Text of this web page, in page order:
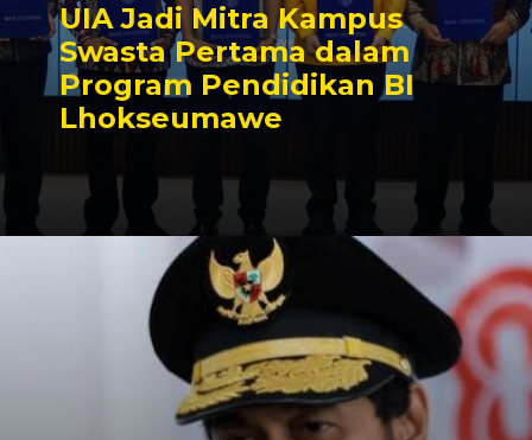
UIA Jadi Mitra Kampus
Swasta Pertama dalam
Program Pendidikan BI
Lhokseumawe